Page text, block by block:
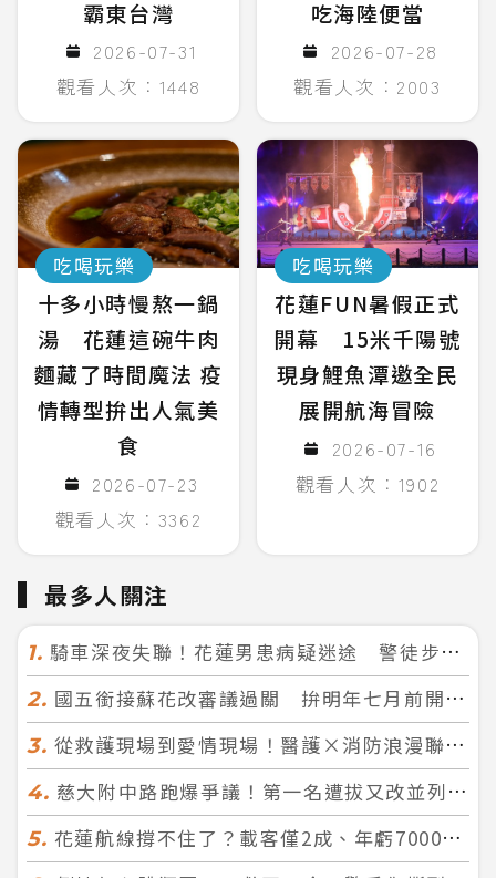
霸東台灣
2026-07-31
觀看人次：1448
吃海陸便當
2026-07-28
觀看人次：2003
吃喝玩樂
十多小時慢熬一鍋
湯 花蓮這碗牛肉
麵藏了時間魔法 疫
情轉型拚出人氣美
食
2026-07-23
觀看人次：3362
吃喝玩樂
花蓮FUN暑假正式
開幕 15米千陽號
現身鯉魚潭邀全民
展開航海冒險
2026-07-16
觀看人次：1902
最多人關注
1. 騎車深夜失聯！花蓮男患病疑迷途 警徒步百米急尋救回一命
2. 國五銜接蘇花改審議過關 拚明年七月前開工！台北花蓮2小時生活圈成形
3. 從救護現場到愛情現場！醫護×消防浪漫聯誼 32人配對成功5對
4. 慈大附中路跑爆爭議！第一名遭拔又改並列 家長怒：難以接受
5. 花蓮航線撐不住了？載客僅2成、年虧7000萬 華信喊：真的快飛不下去